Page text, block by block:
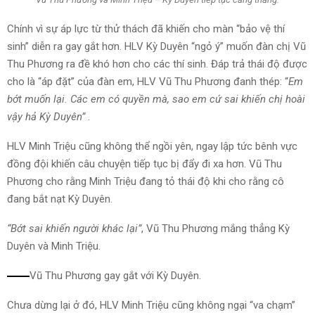
Chính vì sự áp lực từ thử thách đã khiến cho màn “bảo vệ thí
sinh” diễn ra gay gắt hơn. HLV Kỳ Duyên “ngỏ ý” muốn đàn chị Vũ
Thu Phương ra đề khó hơn cho các thí sinh. Đáp trả thái độ được
cho là “áp đặt” của đàn em, HLV Vũ Thu Phương đanh thép: “Em
bớt muốn lại. Các em có quyền mà, sao em cứ sai khiến chị hoài
vậy hả Kỳ Duyên” .
HLV Minh Triệu cũng không thể ngồi yên, ngay lập tức bênh vực
đồng đội khiến câu chuyện tiếp tục bị đẩy đi xa hơn. Vũ Thu
Phương cho rằng Minh Triệu đang tỏ thái độ khi cho rằng cô
đang bắt nạt Kỳ Duyên.
“Bớt sai khiến người khác lại”, Vũ Thu Phương mắng thẳng Kỳ
Duyên và Minh Triệu.
Vũ Thu Phương gay gắt với Kỳ Duyên.
Chưa dừng lại ở đó, HLV Minh Triệu cũng không ngại “va chạm”